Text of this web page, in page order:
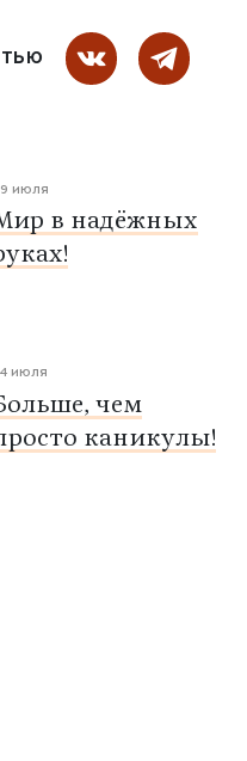
июля
в надёжных
июля
чем
каникулы!